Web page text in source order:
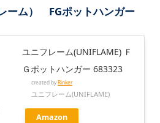
ーム） FGポットハンガー
ユニフレーム(UNIFLAME) Ｆ
Ｇポットハンガー 683323
created byRinker
ユニフレーム(UNIFLAME)
Amazon